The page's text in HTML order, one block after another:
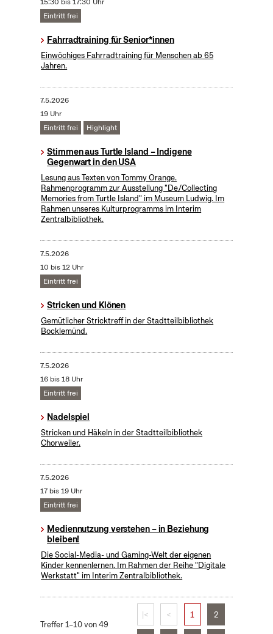
15:30 bis 17:30 Uhr
Eintritt frei
Fahrradtraining für Senior*innen
Einwöchiges Fahrradtraining für Menschen ab 65
Jahren.
7.5.2026
19 Uhr
Eintritt frei
Highlight
Stimmen aus Turtle Island – Indigene
Gegenwart in den USA
Lesung aus Texten von Tommy Orange.
Rahmenprogramm zur Ausstellung "De/Collecting
Memories from Turtle Island" im Museum Ludwig. Im
Rahmen unseres Kulturprogramms im Interim
Zentralbibliothek.
7.5.2026
10 bis 12 Uhr
Eintritt frei
Stricken und Klönen
Gemütlicher Stricktreff in der Stadtteilbibliothek
Bocklemünd.
7.5.2026
16 bis 18 Uhr
Eintritt frei
Nadelspiel
Stricken und Häkeln in der Stadtteilbibliothek
Chorweiler.
7.5.2026
17 bis 19 Uhr
Eintritt frei
Mediennutzung verstehen – in Beziehung
bleiben!
Die Social-Media- und Gaming-Welt der eigenen
Kinder kennenlernen. Im Rahmen der Reihe "Digitale
Werkstatt" im Interim Zentralbibliothek.
Treffer 1–10 von 49
|< < 1 2